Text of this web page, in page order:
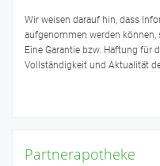
Wir weisen darauf hin, dass
aufgenommen werden können,
Eine Garantie bzw. Haftung für
Vollständigkeit und Aktualität
Partnerapotheke